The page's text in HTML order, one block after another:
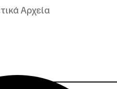
Αρχεία